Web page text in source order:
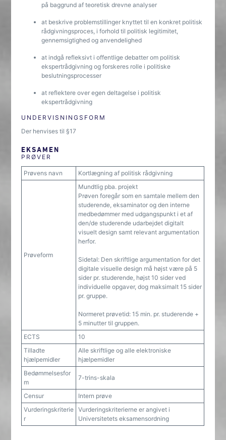
på baggrund af teoretisk drevne analyser
at beskrive problemstillinger knyttet til en konkret politisk
rådgivningsproces, i forhold til politisk legitimitet,
gennemsigtighed og anvendelighed
at indgå refleksivt i offentlige debatter om politisk
ekspertrådgivning og forskeres rolle i politiske
beslutningsprocesser
at reflektere over egen deltagelse i politisk
ekspertrådgivning
UNDERVISNINGSFORM
Der henvises til §17
EKSAMEN
PRØVER
Prøvens navn Kortlægning af politisk rådgivning
Prøveform
Mundtlig pba. projekt
Prøven foregår som en samtale mellem den
studerende, eksaminator og den interne
medbedømmer med udgangspunkt i et af
den/de studerende udarbejdet digitalt
visuelt design samt relevant argumentation
herfor.
Sidetal: Den skriftlige argumentation for det
digitale visuelle design må højst være på 5
sider pr. studerende, højst 10 sider ved
individuelle opgaver, dog maksimalt 15 sider
pr. gruppe.
Normeret prøvetid: 15 min. pr. studerende +
5 minutter til gruppen.
ECTS
10
Tilladte
hjælpemidler
Alle skriftlige og alle elektroniske
hjælpemidler
Bedømmelsesfor
m
7-trins-skala
Censur
Intern prøve
Vurderingskriterie
r
Vurderingskriterierne er angivet i
Universitetets eksamensordning